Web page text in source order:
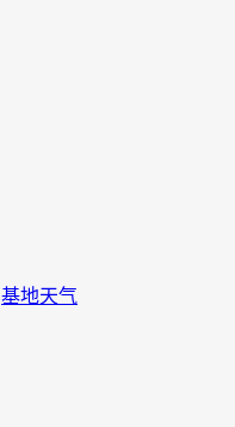
基地天气